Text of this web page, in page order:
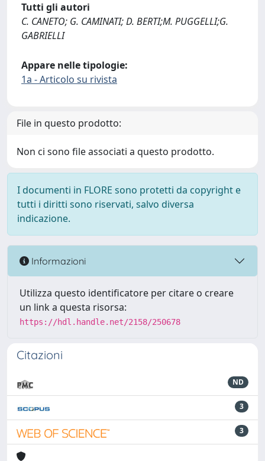
Tutti gli autori
C. CANETO; G. CAMINATI; D. BERTI;M. PUGGELLI;G.
GABRIELLI
Appare nelle tipologie:
1a - Articolo su rivista
File in questo prodotto:
Non ci sono file associati a questo prodotto.
I documenti in FLORE sono protetti da copyright e
tutti i diritti sono riservati, salvo diversa
indicazione.
Informazioni
Utilizza questo identificatore per citare o creare
un link a questa risorsa:
https://hdl.handle.net/2158/250678
Citazioni
ND
3
3